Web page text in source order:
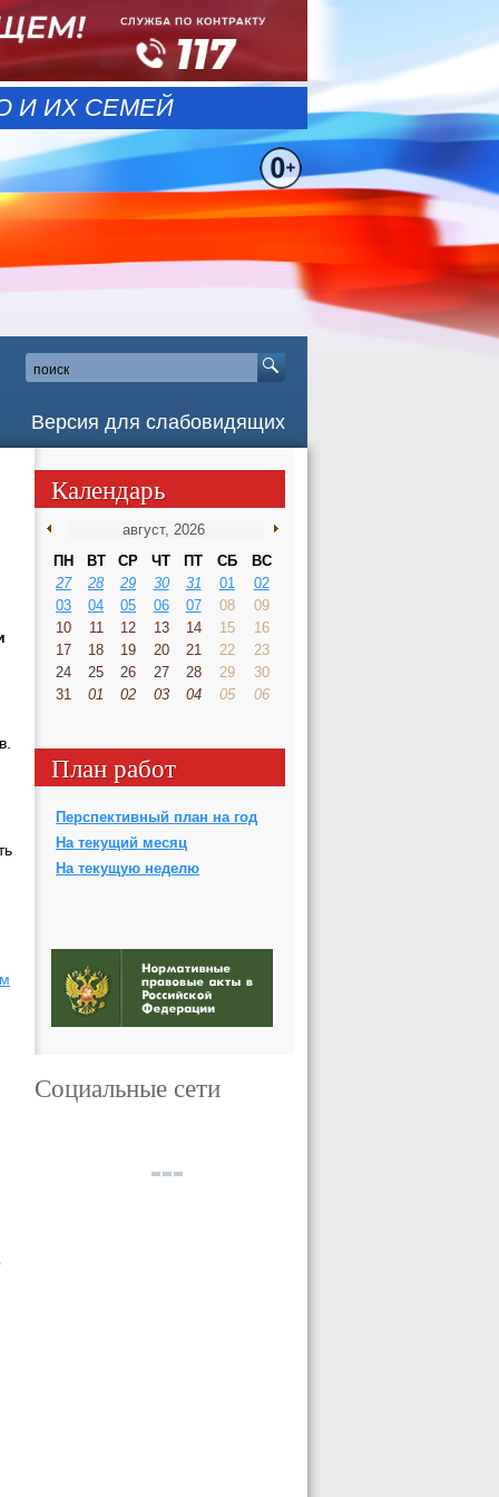
И ИХ СЕМЕЙ
Версия для слабовидящих
Календарь
ПН ВТ СР ЧТ ПТ СБ
ВС
27
28 29 30 31 01
02
03
04 05 06 07 08
09
10
11 12 13 14 15
16
17
18 19 20 21 22
23
24
25 26 27 28 29
30
31
01 02 03 04 05 06
План работ
Перспективный план на год
На текущий месяц
На текущую неделю
Социальные сети